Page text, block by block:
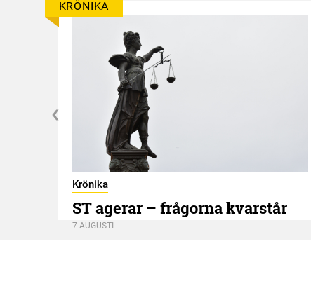
KRÖNIKA
Krönika
ST agerar – frågorna kvarstår
7 AUGUSTI